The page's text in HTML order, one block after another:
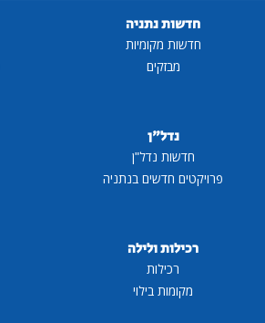
חדשות נתניה
חדשות מקומיות
מבזקים
נדל"ן
חדשות נדל"ן
פרויקטים חדשים בנתניה
רכילות ולילה
רכילות
מקומות בילוי